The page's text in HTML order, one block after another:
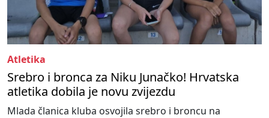
Atletika
Srebro i bronca za Niku Junačko! Hrvatska
atletika dobila je novu zvijezdu
Mlada članica kluba osvojila srebro i broncu na